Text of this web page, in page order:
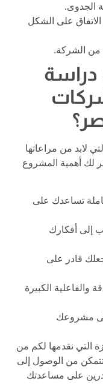
الجدوى.
على الشكل
من الشركة.
دراسة
لابد من مراعاتها
لك أهمية المشروع
تساعدك على
إلى أفكارك
قادر على
الكبيرة
إلى مشروعك
التي نقدمها لكم من
من الوصول إلى
على مساعدتك